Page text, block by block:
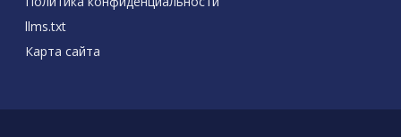
llms.txt
Карта сайта